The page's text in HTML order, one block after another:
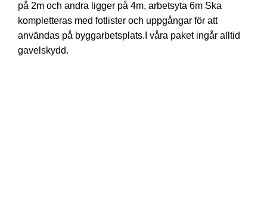
på 2m och andra ligger på 4m, arbetsyta 6m Ska
kompletteras med fotlister och uppgångar för att
användas på byggarbetsplats.I våra paket ingår alltid
gavelskydd.